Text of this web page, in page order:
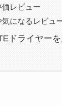
価レビュー
気になるレビュ
ドライヤー